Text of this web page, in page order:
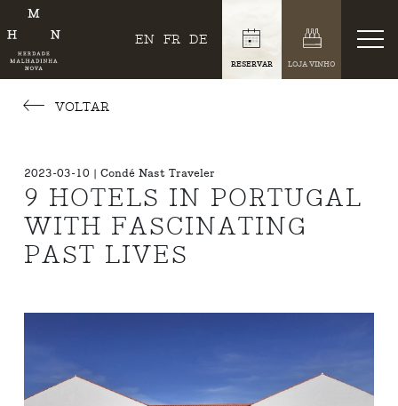
EN FR DE
RESERVAR LOJA VINHO
VOLTAR
2023-03-10 | Condé Nast Traveler
9 HOTELS IN PORTUGAL
WITH FASCINATING
PAST LIVES